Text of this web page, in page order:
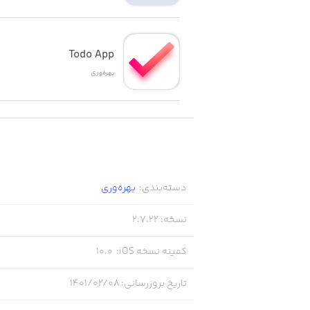
- قابلیت رسم نمودارهای درختی
- قابلیت تبدیل متن به گفتار با
- پشتیبانی از Apple Pencil در آيپد
- کاربرد راحت در حالت Multitasking آیپد
Todo App
بهره‌وری
دسته‌بندی: بهره‌وری
نسخه:
2.7.22
کمینه نسخه iOS :
10.0
تاریخ بروزرسانی:۱۴۰۱/۰۲/۰۸